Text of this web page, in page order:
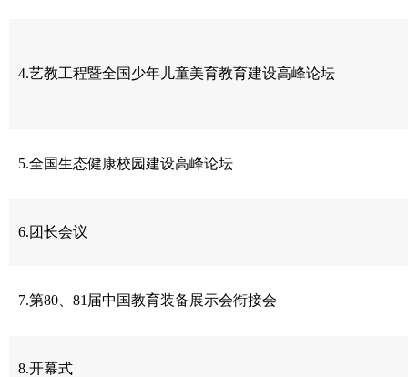
4.艺教工程暨全国少年儿童美育教育建设高峰论坛
5.全国生态健康校园建设高峰论坛
6.团长会议
7.第80、81届中国教育装备展示会衔接会
8.开幕式